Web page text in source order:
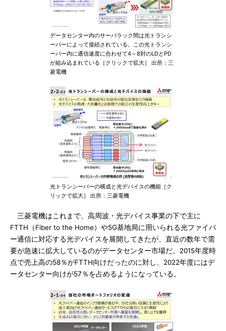
データセンター内のサーバラック間は光トランシ
ーバーによって接続されている。この光トランシ
ーバー内に通信速度に合わせて4～8対のLDとPD
が組み込まれている［クリックで拡大］ 出所：三
菱電機
光トランシーバーの構成と光デバイスの機能［ク
リックで拡大］ 出所：三菱電機
三菱電機はこれまで、高周波・光デバイス事業の下で主に
FTTH（Fiber to the Home）や5G基地局に用いられる光ファイバ
ー通信に対応する光デバイスを展開してきたが、直近の数年で需
要が急速に拡大しているのがデータセンター市場だ。2015年度時
点で売上高の58％がFTTH向けだったのに対し、2022年度にはデ
ータセンター向けが57％を占めるようになっている。